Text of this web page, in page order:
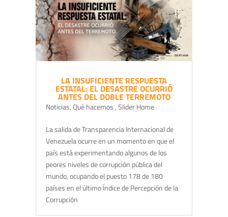
LA INSUFICIENTE RESPUESTA
ESTATAL: EL DESASTRE OCURRIÓ
ANTES DEL DOBLE TERREMOTO
Noticias,Qué hacemos,Slider Home
La salida de Transparencia Internacional de
Venezuela ocurre en un momento en que el
país está experimentando algunos de los
peores niveles de corrupción pública del
mundo, ocupando el puesto 178 de 180
países en el último Índice de Percepción de la
Corrupción